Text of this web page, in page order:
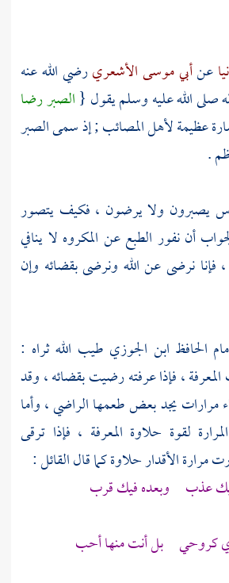
عنأبي موسى الأشعريرضي الله عنه
الله عليه وسلم يقول {الصبر رضا
عظيمة لأهل المصائب ; إذ سمى الصبر
.
يصبرون ولا يرضون ، فكيف يتصور
أن نفور الطبع عن المكروه لا ينافي
فإنا نرضى عن الله ونرضى بقضائه وإن
الحافظ ابن الجوزي طيب الله ثراه :
، فإذا عرفته رضيت بقضائه ، وقد
يجد بعض طعمها الراضي ، وأما
لقوة حلاوة المعرفة ، فإذا ترقى
مرارة الأقدار حلاوة كما قال القائل :
عذب وبعده فيك قرب
كروحي بل أنت منها أحب